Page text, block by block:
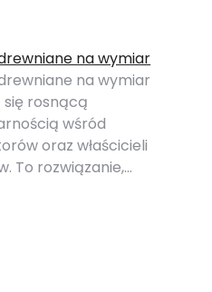
na wymiar
na wymiar
się rosnącą
wśród
oraz właścicieli
To rozwiązanie,…